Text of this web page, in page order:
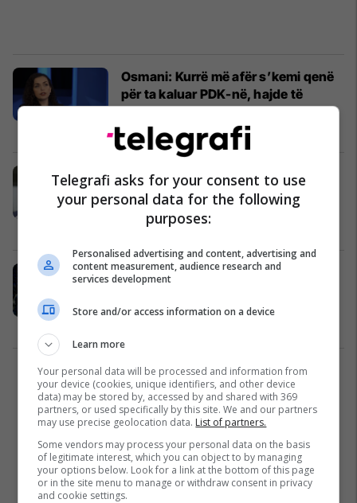
Osmani: Kurrë më afër s’kemi qenë
për ta kaluar PDK-në, hajde të
punojmë bashkë ta arrijmë këtë
Politikë 01/07/2026
Abdixhiku: I kërkova Osmanit të
ndihmonte LDK-në, pa të do ta
kishim më vështirë
Politikë 25/06/2026
Haziri del me sqarim për deklaratën
e tij: Vjosa Osmani mbetet emri i
vetëm i LDK-së për presidente
1
Telegrafi asks for your consent to use
your personal data for the following
purposes:
Personalised advertising and content, advertising and
content measurement, audience research and
services development
Store and/or access information on a device
Learn more
Your personal data will be processed and information from
your device (cookies, unique identifiers, and other device
data) may be stored by, accessed by and shared with 369
partners, or used specifically by this site. We and our partners
may use precise geolocation data. List of partners.
Some vendors may process your personal data on the basis
of legitimate interest, which you can object to by managing
your options below. Look for a link at the bottom of this page
or in the site menu to manage or withdraw consent in privacy
and cookie settings.